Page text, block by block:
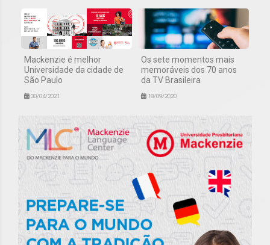
Mackenzie é melhor
Universidade da cidade de
São Paulo
30/04/2021
Os sete momentos mais
memoráveis dos 70 anos
da TV Brasileira
18/09/2020